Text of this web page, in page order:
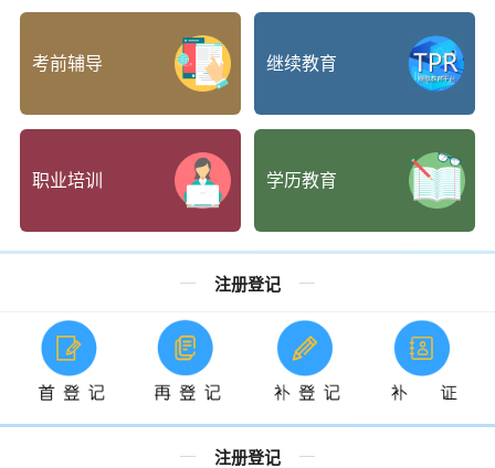
考前辅导 继续教育
职业培训 学历教育
注册登记
注册登记